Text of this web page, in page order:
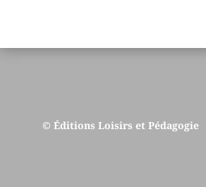
© Éditions Loisirs et Pédagogie